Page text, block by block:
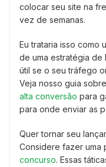
colocar seu site na
vez de semanas.
Eu trataria isso como
de uma estratégia de
útil se o seu tráfego
Veja nosso guia sobre
alta conversão para
para onde enviar as
Quer tornar seu
Considere fazer uma
concurso. Essas